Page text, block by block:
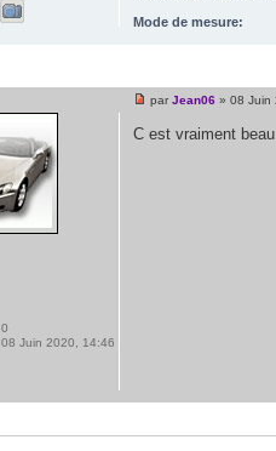
Mode de mesure:
par Jean06» 08 Juin
C est vraiment
0
08 Juin 2020, 14:46